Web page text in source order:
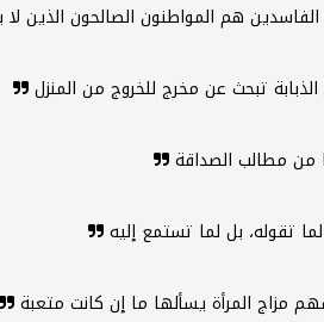
هم المواطنون الصالحون الذين
تبحث عن مخرج للخروج من المنزل
من مطالب الصداقة
تقوله، بل لما تستمع إليه
مزاج المرأة يسألها ما إن كانت متعبة